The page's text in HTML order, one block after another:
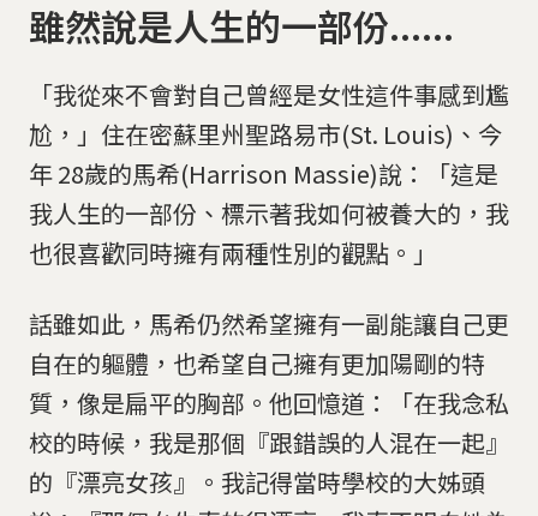
雖然說是人生的一部份......
「我從來不會對自己曾經是女性這件事感到尷
尬，」住在密蘇里州聖路易市(St. Louis)、今
年 28歲的馬希(Harrison Massie)說：「這是
我人生的一部份、標示著我如何被養大的，我
也很喜歡同時擁有兩種性別的觀點。」
話雖如此，馬希仍然希望擁有一副能讓自己更
自在的軀體，也希望自己擁有更加陽剛的特
質，像是扁平的胸部。他回憶道：「在我念私
校的時候，我是那個『跟錯誤的人混在一起』
的『漂亮女孩』。我記得當時學校的大姊頭